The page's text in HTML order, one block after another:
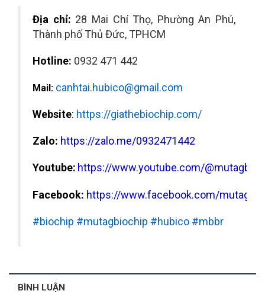
Địa chỉ: 28 Mai Chí Thọ, Phường An Phú,
Thành phố Thủ Đức, TPHCM
Hotline: 0932 471 442
Mail: canhtai.hubico@gmail.com
Website: https://giathebiochip.com/
Zalo: https://zalo.me/0932471442
Youtube: https://www.youtube.com/
Facebook: https://www.facebook.com/
#biochip #mutagbiochip #hubico #mbbr
BÌNH LUẬN